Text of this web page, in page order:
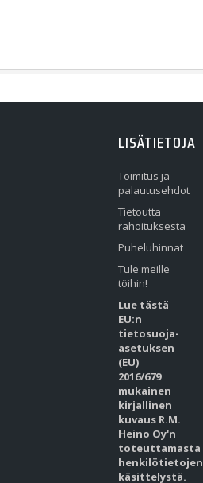
LISÄTIETOJA
Toimitus ja
palautusehdot
Tietoutta
rahoituksesta
Puheluhinnat
Tule meille
töihin!
Lue tästä
EU:n
tietosuoja-
asetuksen
(EU)
2016/679
mukainen
kirjallinen
kuvaus R.M.
Heino Oy'n
toteuttamasta
henkilötietojen
käsittelystä.